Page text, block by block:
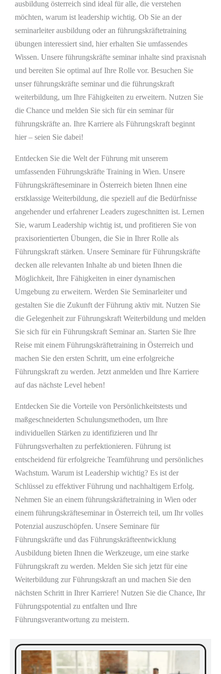
ausbildung österreich sind ideal für alle, die verstehen
möchten, warum ist leadership wichtig. Ob Sie an der
seminarleiter ausbildung oder an führungskräftetraining
übungen interessiert sind, hier erhalten Sie umfassendes
Wissen. Unsere führungskräfte seminar inhalte sind praxisnah
und bereiten Sie optimal auf Ihre Rolle vor. Besuchen Sie
unser führungskräfte seminar und die führungskraft
weiterbildung, um Ihre Fähigkeiten zu erweitern. Nutzen Sie
die Chance und melden Sie sich für ein seminar für
führungskräfte an. Ihre Karriere als Führungskraft beginnt
hier – seien Sie dabei!
Entdecken Sie die Welt der Führung mit unserem
umfassenden Führungskräfte Training in Wien. Unsere
Führungskräfteseminare in Österreich bieten Ihnen eine
erstklassige Weiterbildung, die speziell auf die Bedürfnisse
angehender und erfahrener Leaders zugeschnitten ist. Lernen
Sie, warum Leadership wichtig ist, und profitieren Sie von
praxisorientierten Übungen, die Sie in Ihrer Rolle als
Führungskraft stärken. Unsere Seminare für Führungskräfte
decken alle relevanten Inhalte ab und bieten Ihnen die
Möglichkeit, Ihre Fähigkeiten in einer dynamischen
Umgebung zu erweitern. Werden Sie Seminarleiter und
gestalten Sie die Zukunft der Führung aktiv mit. Nutzen Sie
die Gelegenheit zur Führungskraft Weiterbildung und melden
Sie sich für ein Führungskraft Seminar an. Starten Sie Ihre
Reise mit einem Führungskräftetraining in Österreich und
machen Sie den ersten Schritt, um eine erfolgreiche
Führungskraft zu werden. Jetzt anmelden und Ihre Karriere
auf das nächste Level heben!
Entdecken Sie die Vorteile von Persönlichkeitstests und
maßgeschneiderten Schulungsmethoden, um Ihre
individuellen Stärken zu identifizieren und Ihr
Führungsverhalten zu perfektionieren. Führung ist
entscheidend für erfolgreiche Teamführung und persönliches
Wachstum. Warum ist Leadership wichtig? Es ist der
Schlüssel zu effektiver Führung und nachhaltigem Erfolg.
Nehmen Sie an einem führungskräftetraining in Wien oder
einem führungskräfteseminar in Österreich teil, um Ihr volles
Potenzial auszuschöpfen. Unsere Seminare für
Führungskräfte und das Führungskräfteentwicklung
Ausbildung bieten Ihnen die Werkzeuge, um eine starke
Führungskraft zu werden. Melden Sie sich jetzt für eine
Weiterbildung zur Führungskraft an und machen Sie den
nächsten Schritt in Ihrer Karriere! Nutzen Sie die Chance, Ihr
Führungspotential zu entfalten und Ihre
Führungsverantwortung zu meistern.